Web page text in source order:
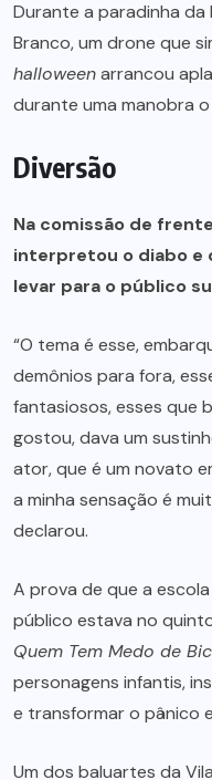
Durante a paradinha
Branco, um drone que
halloweenarrancou
durante uma manobra
Diversão
Na comissão de
interpretou o diabo e
levar para o público
“O tema é esse,
demônios para fora,
fantasiosos, esses que
gostou, dava um
ator, que é um novato
a minha sensação é
declarou.
A prova de que a
público estava no
Quem Tem Medo de
personagens infantis,
e transformar o pânico
Um dos baluartes da